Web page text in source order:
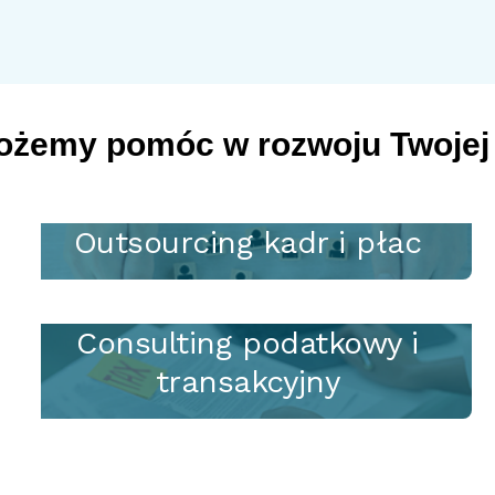
pomóc w rozwoju
Outsourcing kadr i płac
Consulting podatkowy i
transakcyjny